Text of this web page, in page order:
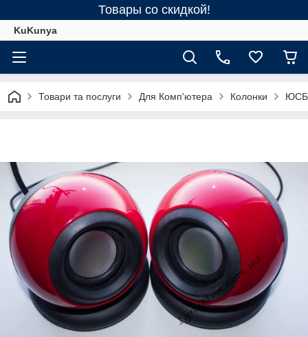
Товары со скидкой!
KuKunya
Товари та послуги Для Комп'ютера Колонки ЮСБ